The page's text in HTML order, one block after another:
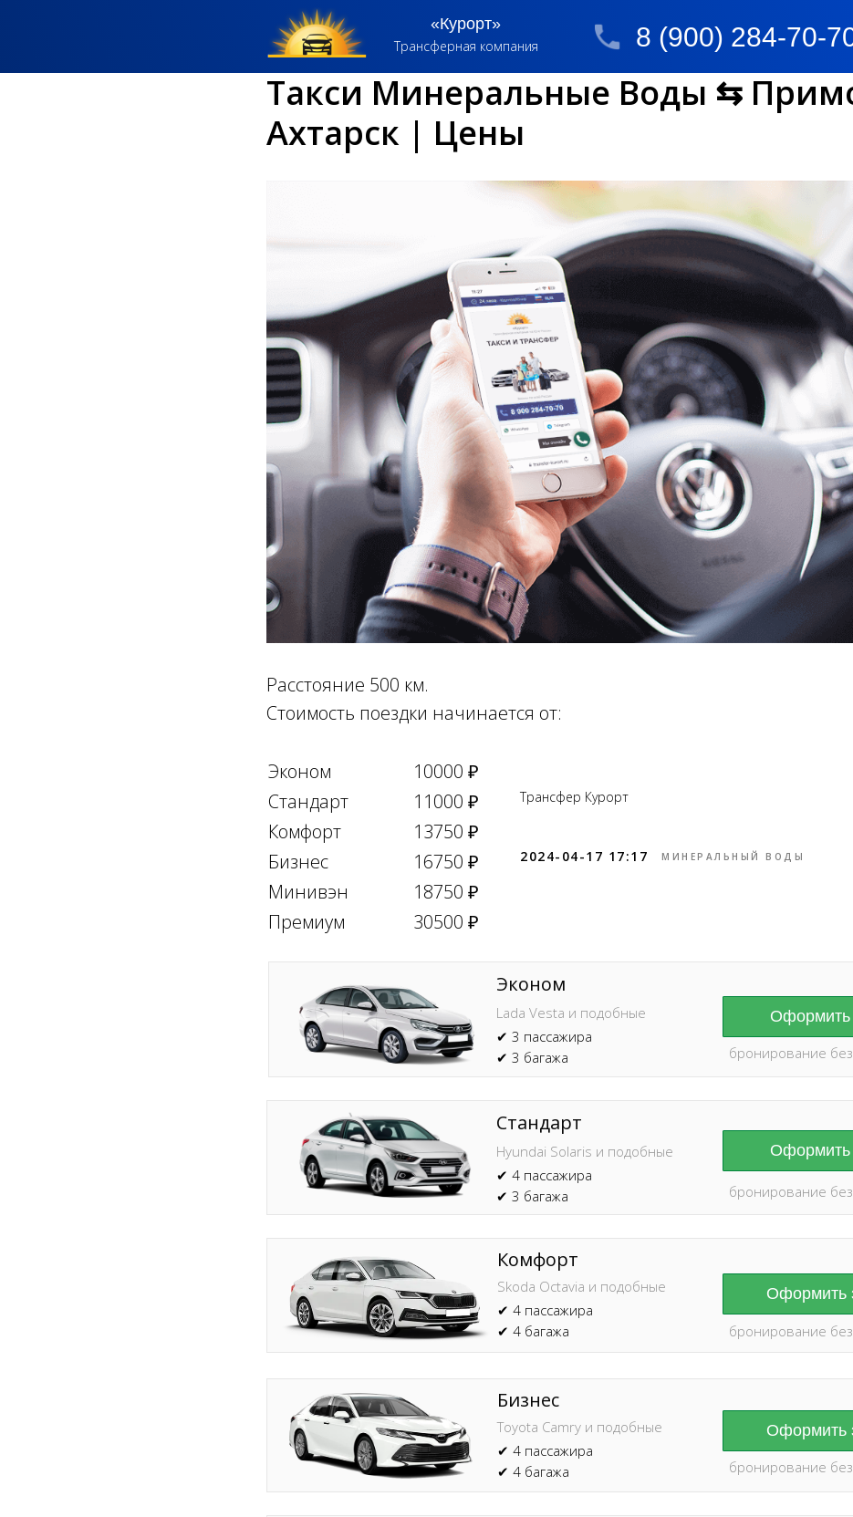
8 (900) 284-70-
«Курорт»
Трансферная компания
Такси Минеральные Воды ⇆
Ахтарск | Цены
Расстояние 500 км.
Стоимость поездки начинается от:
Эконом
10000 ₽
Стандарт
11000 ₽
Комфорт
13750 ₽
Бизнес
16750 ₽
Минивэн
18750 ₽
Премиум
30500 ₽
Трансфер Курорт
2024-04-17 17:17 МИНЕРАЛЬНЫЙ ВОДЫ
Оформить
Стандарт
Hyundai Solaris и подобные
✔ 4 пассажира
✔ 3 багажа
Бизнес
Toyota Camry и подобные
✔ 4 пассажира
✔ 4 багажа
Оформить
бронирование
Оформить
Эконом
Lada Vesta и подобные
✔ 3 пассажира
✔ 3 багажа
Комфорт
Skoda Octavia и подобные
✔ 4 пассажира
✔ 4 багажа
Оформить
бронирование
бронирование
бронирование